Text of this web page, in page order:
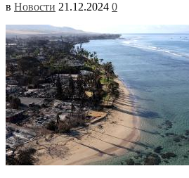
в Новости 21.12.2024 0